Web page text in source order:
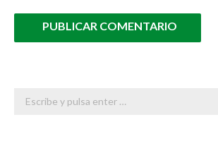
PUBLICAR COMENTARIO
Buscar: